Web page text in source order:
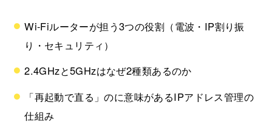
Wi-Fiルーターが担う3つの役割（電波・IP割り振
り・セキュリティ）
2.4GHzと5GHzはなぜ2種類あるのか
「再起動で直る」のに意味があるIPアドレス管理の
仕組み